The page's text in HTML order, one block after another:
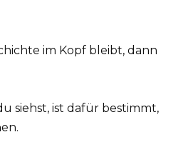
im Kopf bleibt, dann
siehst, ist dafür bestimmt,